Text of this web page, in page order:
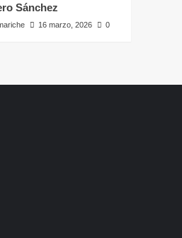
Sánchez
16 marzo, 2026 0